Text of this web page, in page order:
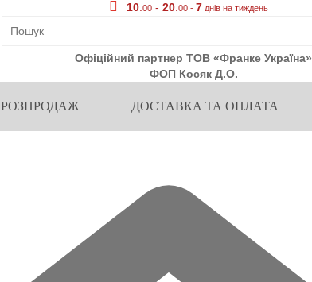
10 .00 -20 .00 -7 днів на тиждень
Офіційний партнер ТОВ «Франке Україна»
ФОП Косяк Д.О.
РОЗПРОДАЖ ДОСТАВКА ТА ОПЛАТА